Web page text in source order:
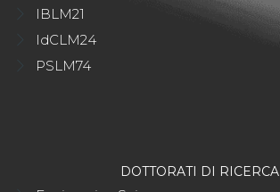
IBLM21
IdCLM24
PSLM74
DOTTORATI DI RICERCA